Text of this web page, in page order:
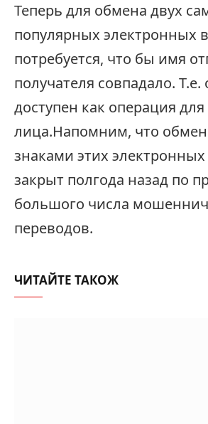
Теперь для обмена двух
популярных электронных
потребуется, что бы имя
получателя совпадало.
доступен как операция
лица.Напомним, что
знаками этих
закрыт полгода назад по
большого числа
переводов.
ЧИТАЙТЕ ТАКОЖ